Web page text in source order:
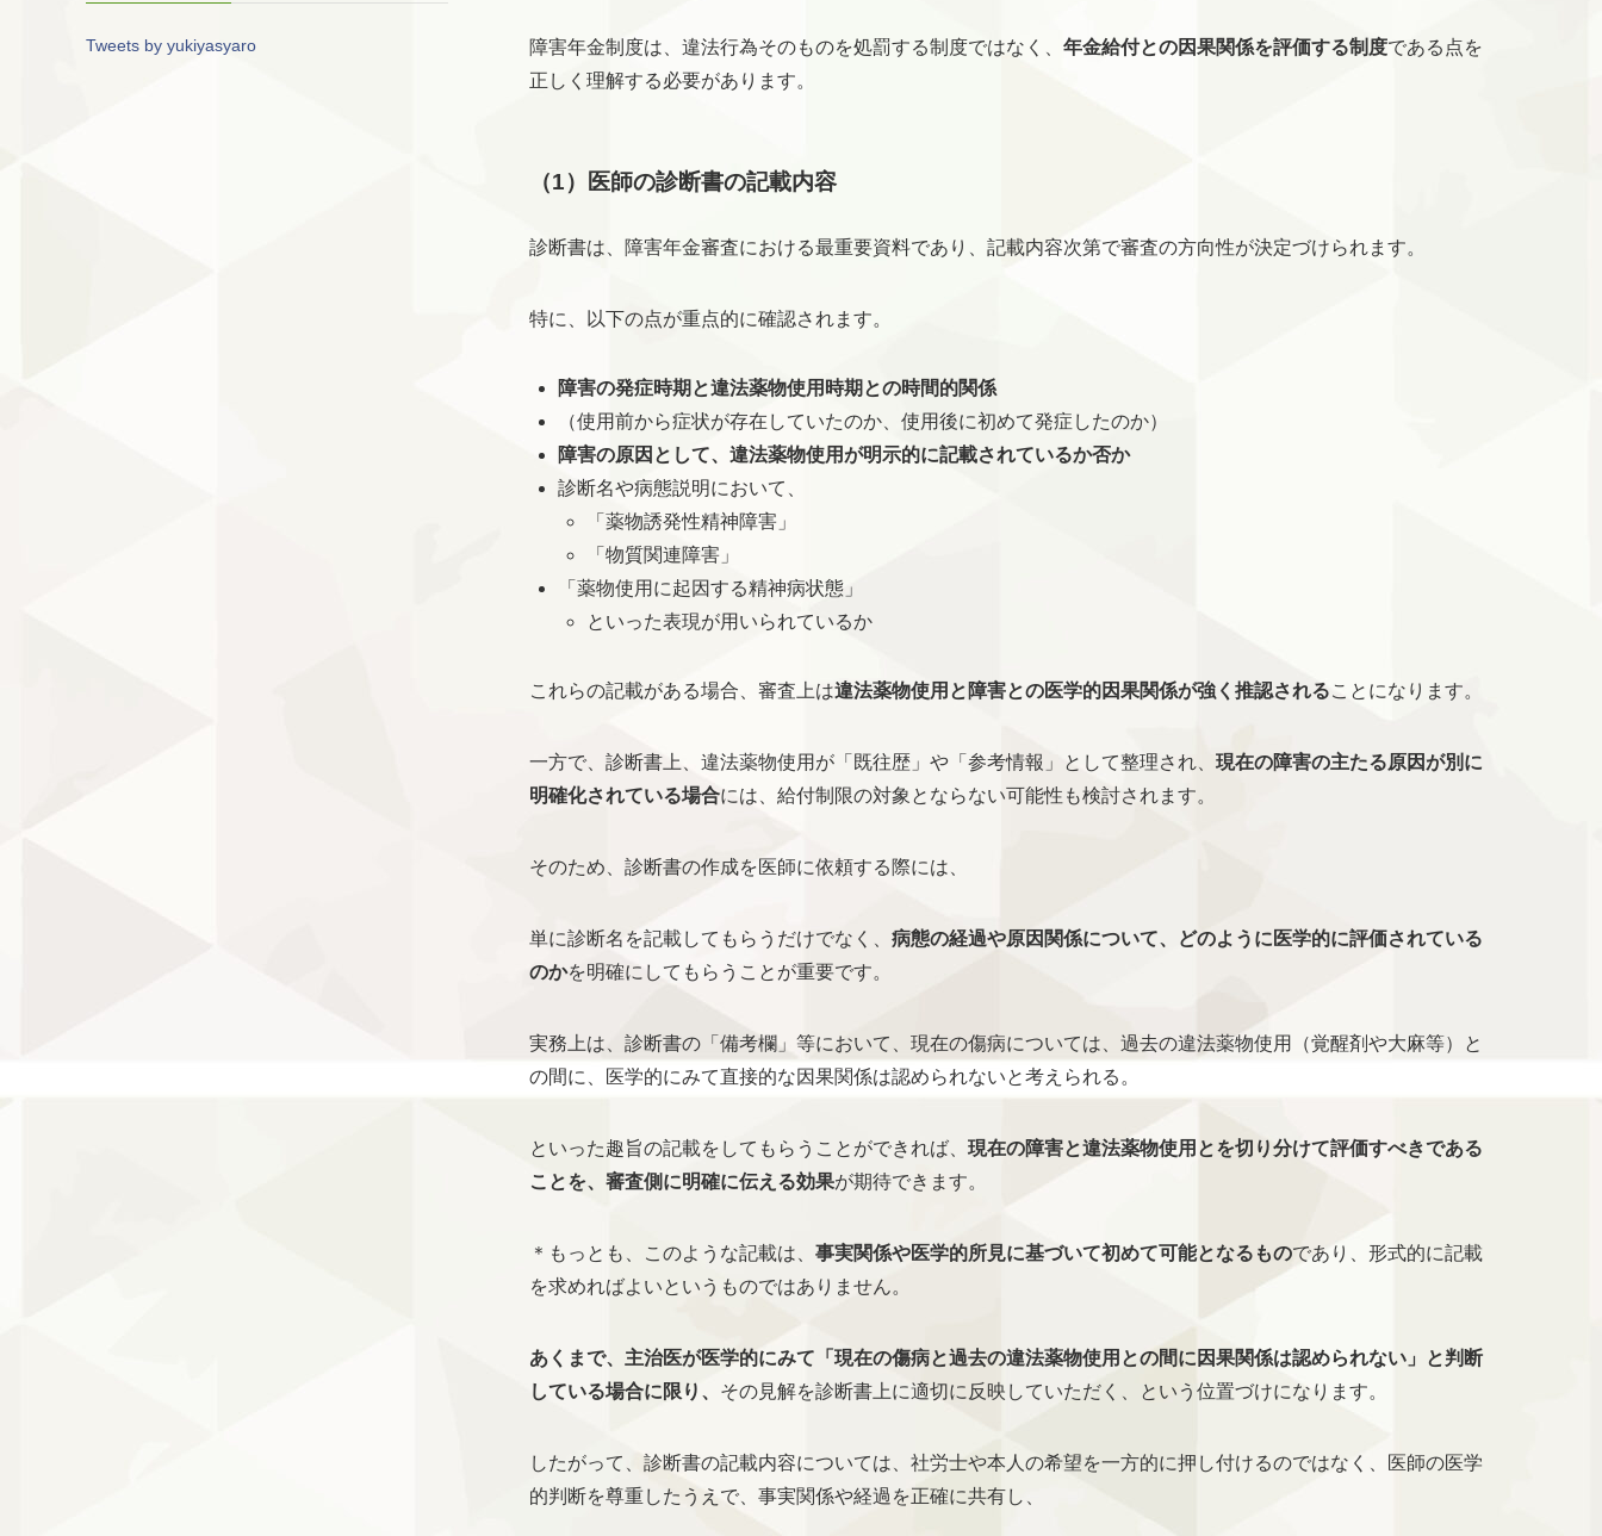
障害年金制度は、違法行為そのものを処罰する制度ではなく、 年金給付との因果関係を評価する制度である点を
正しく理解する必要があります。
（1）医師の診断書の記載内容
診断書は、障害年金審査における最重要資料であり、記載内容次第で審査の方向性が決定づけられます。
特に、以下の点が重点的に確認されます。
障害の発症時期と違法薬物使用時期との時間的関係
（使用前から症状が存在していたのか、使用後に初めて発症したのか）
障害の原因として、違法薬物使用が明示的に記載されているか否か
診断名や病態説明において、
「薬物誘発性精神障害」
「物質関連障害」
「薬物使用に起因する精神病状態」
といった表現が用いられているか
これらの記載がある場合、審査上は違法薬物使用と障害との医学的因果関係が強く推認されることになります。
一方で、診断書上、違法薬物使用が「既往歴」や「参考情報」として整理され、 現在の障害の主たる原因が別に
明確化されている場合には、給付制限の対象とならない可能性も検討されます。
そのため、診断書の作成を医師に依頼する際には、
単に診断名を記載してもらうだけでなく、 病態の経過や原因関係について、どのように医学的に評価されている
のかを明確にしてもらうことが重要です。
実務上は、診断書の「備考欄」等において、現在の傷病については、過去の違法薬物使用（覚醒剤や大麻等）と
の間に、医学的にみて直接的な因果関係は認められないと考えられる。
といった趣旨の記載をしてもらうことができれば、 現在の障害と違法薬物使用とを切り分けて評価すべきである
ことを、審査側に明確に伝える効果が期待できます。
＊もっとも、このような記載は、 事実関係や医学的所見に基づいて初めて可能となるものであり、形式的に記載
を求めればよいというものではありません。
あくまで、主治医が医学的にみて「現在の傷病と過去の違法薬物使用との間に因果関係は認められない」と判断
している場合に限り、 その見解を診断書上に適切に反映していただく、という位置づけになります。
したがって、診断書の記載内容については、社労士や本人の希望を一方的に押し付けるのではなく、医師の医学
的判断を尊重したうえで、事実関係や経過を正確に共有し、
Tweets by yukiyasyaro